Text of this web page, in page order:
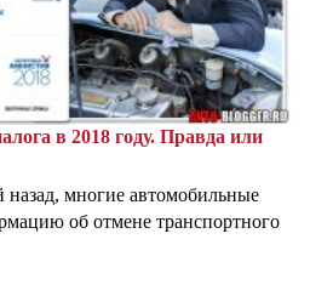
в 2018 году. Правда или
назад, многие автомобильные
об отмене транспортного